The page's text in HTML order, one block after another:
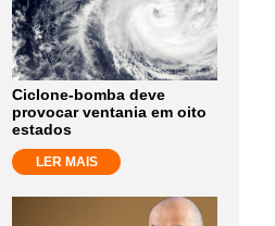
Ciclone-bomba deve
provocar ventania em oito
estados
LER MAIS